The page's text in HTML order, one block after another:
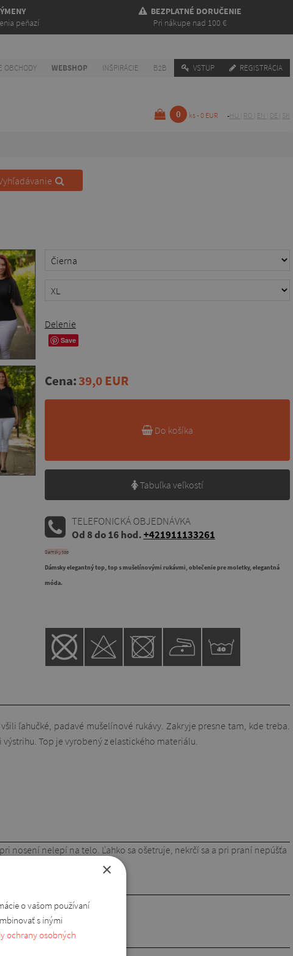
peňazí
BEZPLATNÉ DORUČENIE
Pri nákupe nad 100 €
OBCHODY WEBSHOP INŠPIRÁCIE B2B VSTUP REGISTRÁCIA
0 ks - 0 EUR HU RO EN DE SK
Delenie
Save
Cena:39,0 EUR
Do košíka
Tabuľka veľkostí
TELEFONICKÁ OBJEDNÁVKA
Od 8 do 16 hod.+421911133261
Dámsky top
Dámsky elegantný top, top s mušelínovými rukávmi, oblečenie pre moletky, elegantná
móda.
ľahučké, padavé mušelínové rukávy. Zakryje presne tam, kde treba.
Top je vyrobený z elastického materiálu.
nosení nelepí na telo. Ľahko sa ošetruje, nekrčí sa a pri praní nepúšťa
×
o vašom používaní
s inými
ochrany osobných